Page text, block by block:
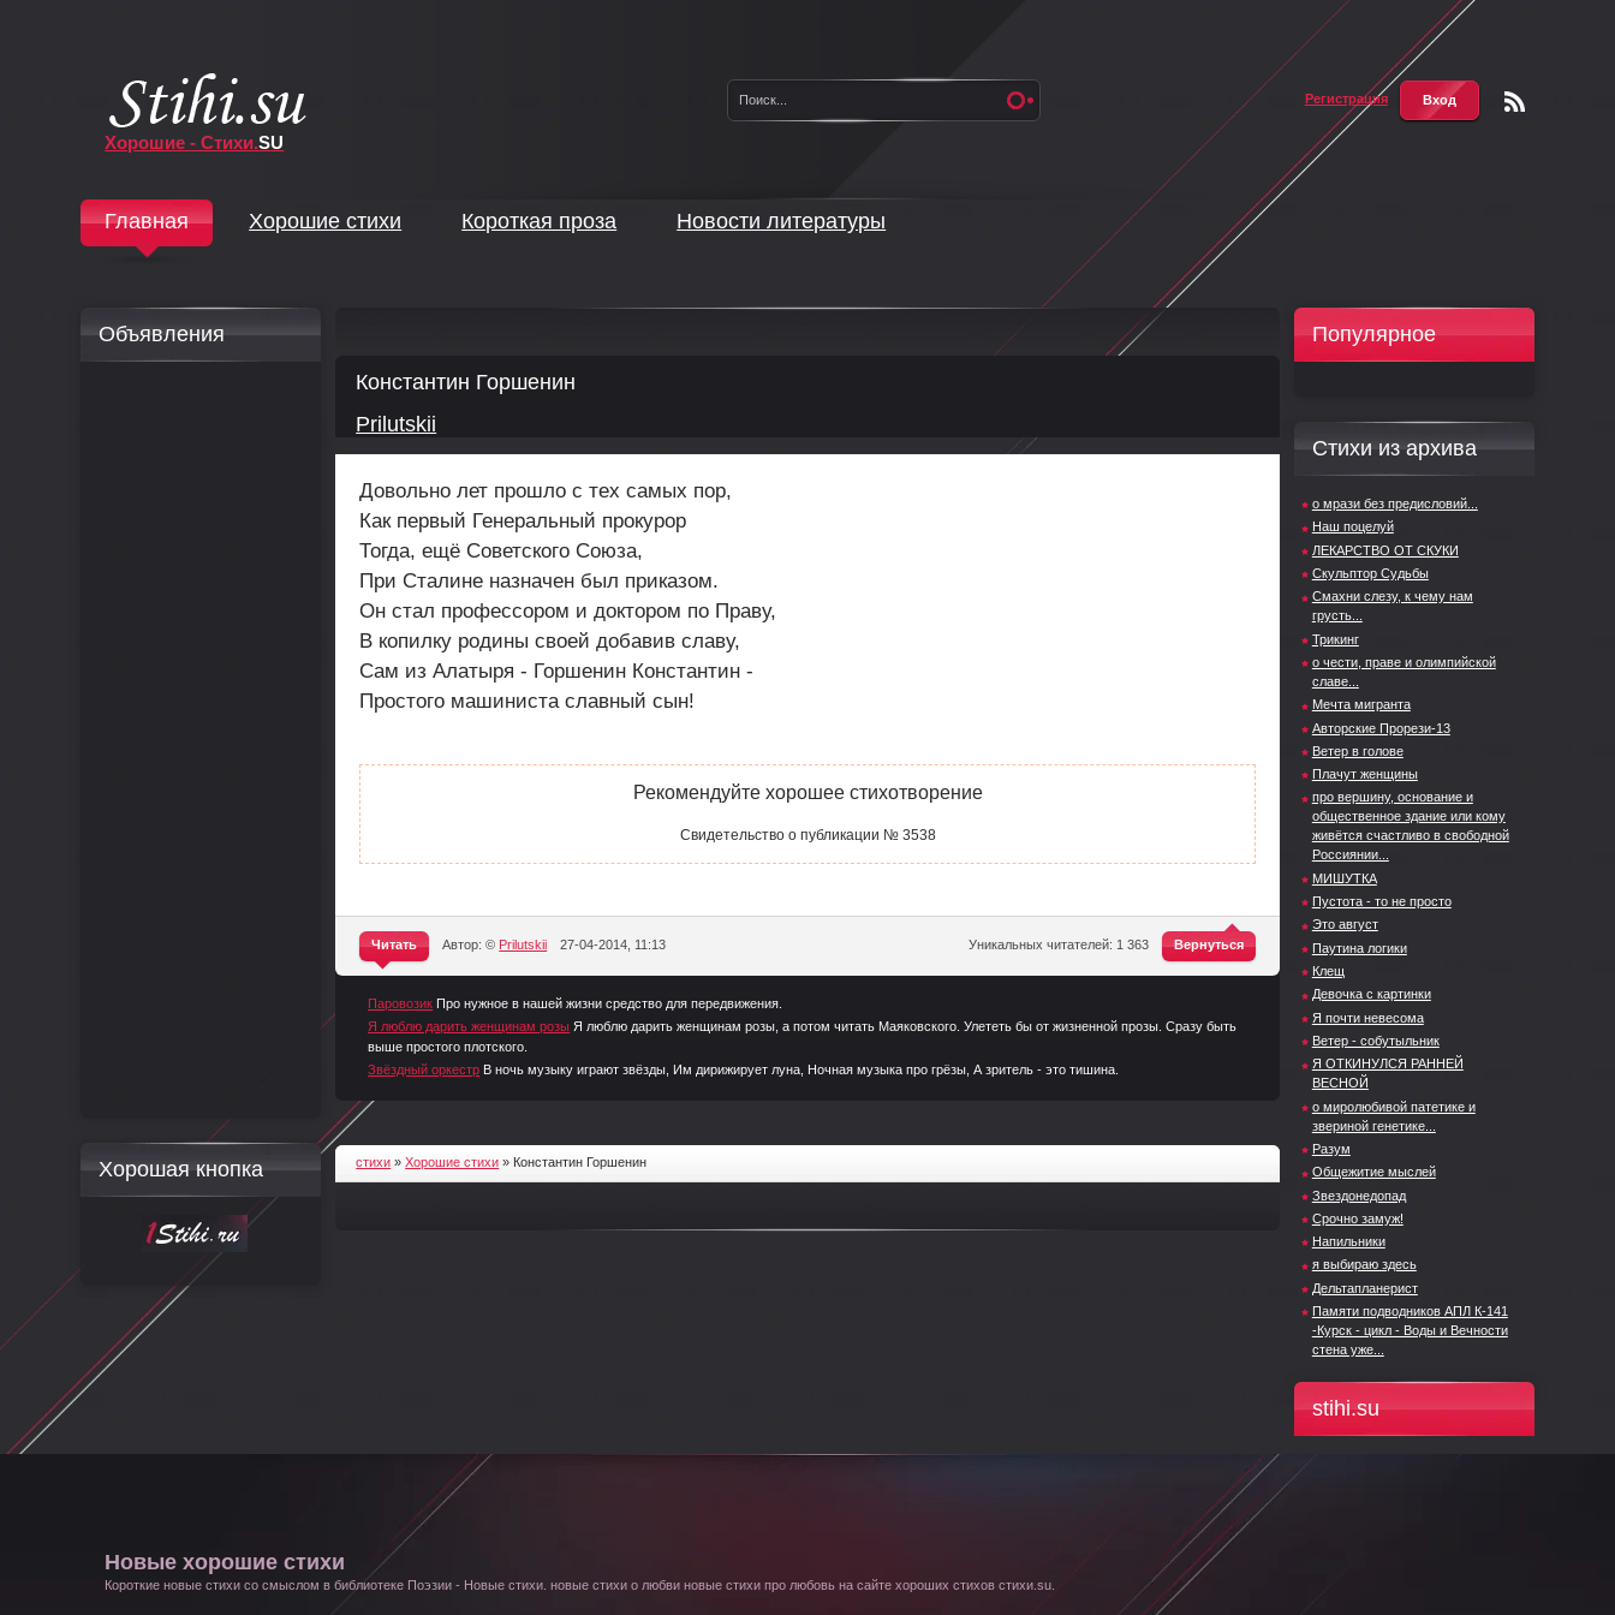
Хорошие - Стихи.SU
Регистрация Вход
Главная Хорошие стихи Короткая проза Новости литературы
Константин Горшенин
Prilutskii
Довольно лет прошло с тех самых пор,
Как первый Генеральный прокурор
Тогда, ещё Советского Союза,
При Сталине назначен был приказом.
Он стал профессором и доктором по Праву,
В копилку родины своей добавив славу,
Сам из Алатыря - Горшенин Константин -
Простого машиниста славный сын!
Рекомендуйте хорошее стихотворение
Свидетельство о публикации № 3538
Вернуться
Уникальных читателей: 1 363
Читать
^
Автор: © Prilutskii 27-04-2014, 11:13
Паровозик Про нужное в нашей жизни средство для передвижения.
Я люблю дарить женщинам розы Я люблю дарить женщинам розы, а потом читать Маяковского. Улететь бы от жизненной прозы. Сразу быть
выше простого плотского.
Звёздный оркестр В ночь музыку играют звёзды, Им дирижирует луна, Ночная музыка про грёзы, А зритель - это тишина.
стихи »Хорошие стихи » Константин Горшенин
Популярное
Стихи из архива
о мрази без предисловий...
Наш поцелуй
ЛЕКАРСТВО ОТ СКУКИ
Скульптор Судьбы
Смахни слезу, к чему нам
грусть...
Трикинг
о чести, праве и олимпийской
славе...
Мечта мигранта
Авторские Прорези-13
Ветер в голове
Плачут женщины
про вершину, основание и
общественное здание или кому
живётся счастливо в свободной
Россиянии...
МИШУТКА
Пустота - то не просто
Это август
Паутина логики
Клещ
Девочка с картинки
Я почти невесома
Ветер - собутыльник
Я ОТКИНУЛСЯ РАННЕЙ
ВЕСНОЙ
о миролюбивой патетике и
звериной генетике...
Разум
Общежитие мыслей
Звездонедопад
Срочно замуж!
Напильники
я выбираю здесь
Дельтапланерист
Памяти подводников АПЛ К-141
-Курск - цикл - Воды и Вечности
стена уже...
stihi.su
Объявления
Хорошая кнопка
Новые хорошие стихи
Короткие новые стихи со смыслом в библиотеке Поэзии - Новые стихи. новые стихи о любви новые стихи про любовь на сайте хороших стихов стихи.su.